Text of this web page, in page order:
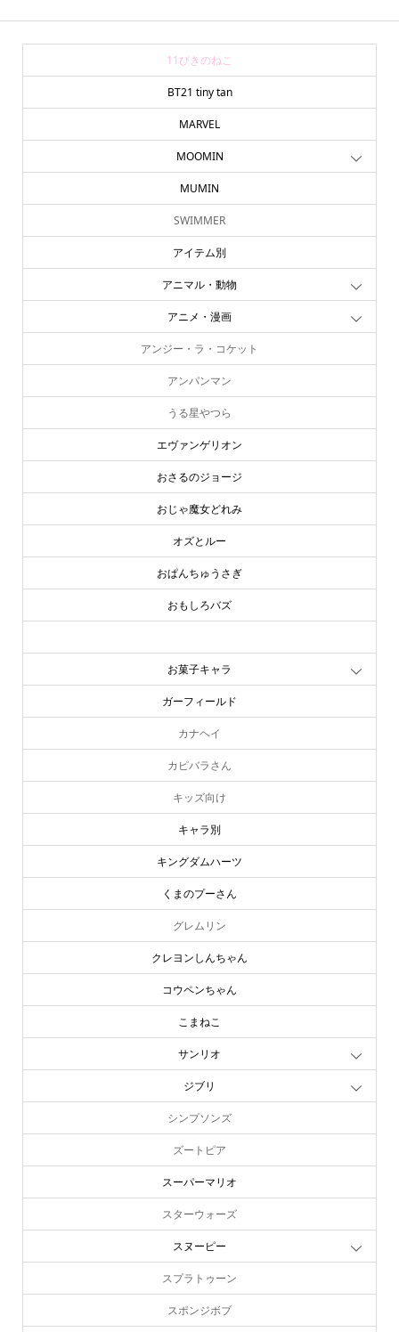
11ぴきのねこ
BT21 tiny tan
MARVEL
MOOMIN
MUMIN
SWIMMER
アイテム別
アニマル・動物
アニメ・漫画
アンジー・ラ・コケット
アンパンマン
うる星やつら
エヴァンゲリオン
おさるのジョージ
おじゃ魔女どれみ
オズとルー
おぱんちゅうさぎ
おもしろバズ
お菓子キャラ
ガーフィールド
カナヘイ
カピバラさん
キッズ向け
キャラ別
キングダムハーツ
くまのプーさん
グレムリン
クレヨンしんちゃん
コウペンちゃん
こまねこ
サンリオ
ジブリ
シンプソンズ
ズートピア
スーパーマリオ
スターウォーズ
スヌーピー
スプラトゥーン
スポンジボブ